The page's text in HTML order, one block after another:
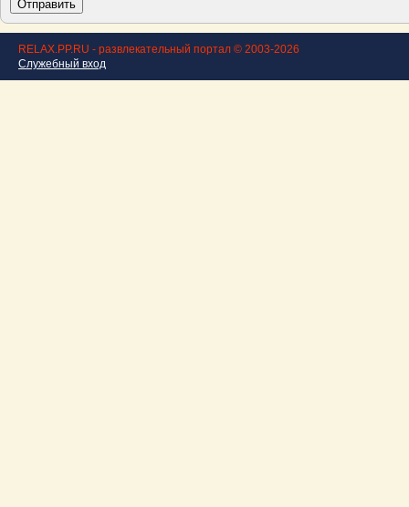
RELAX.PP.RU - развлекательный портал © 2003-2026
Служебный вход